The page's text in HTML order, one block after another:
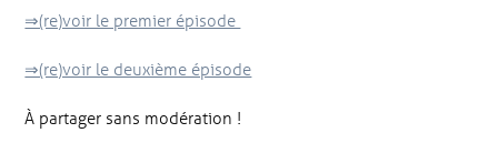
⇒(re)voir le premier épisode
⇒(re)voir le deuxième épisode
À partager sans modération !